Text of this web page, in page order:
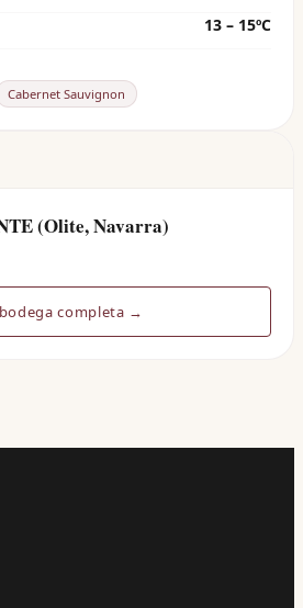
13 – 15ºC
Cabernet Sauvignon
(Olite, Navarra)
completa →